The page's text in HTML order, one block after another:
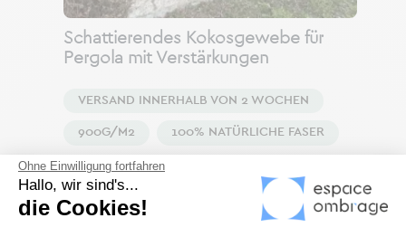
Ohne Einwilligung fortfahren
Hallo, wir sind's...
die Cookies!
Schattierendes Kokosgewebe für
Pergola mit Verstärkungen
VERSAND INNERHALB VON 2 WOCHEN
900G/M2 100% NATÜRLICHE FASER
Preis
169,00 €